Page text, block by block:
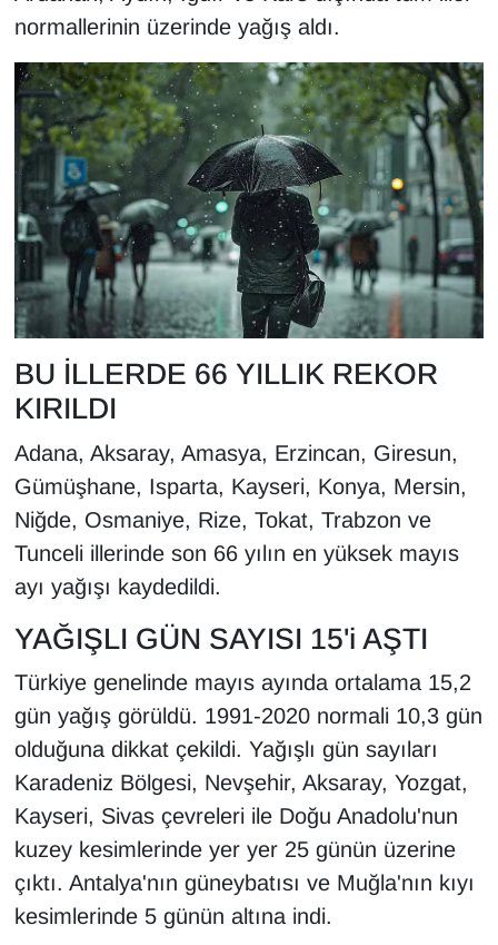
normallerinin üzerinde yağış aldı.
BU İLLERDE 66 YILLIK REKOR
KIRILDI
Adana, Aksaray, Amasya, Erzincan, Giresun,
Gümüşhane, Isparta, Kayseri, Konya, Mersin,
Niğde, Osmaniye, Rize, Tokat, Trabzon ve
Tunceli illerinde son 66 yılın en yüksek mayıs
ayı yağışı kaydedildi.
YAĞIŞLI GÜN SAYISI 15'i AŞTI
Türkiye genelinde mayıs ayında ortalama 15,2
gün yağış görüldü. 1991-2020 normali 10,3 gün
olduğuna dikkat çekildi. Yağışlı gün sayıları
Karadeniz Bölgesi, Nevşehir, Aksaray, Yozgat,
Kayseri, Sivas çevreleri ile Doğu Anadolu'nun
kuzey kesimlerinde yer yer 25 günün üzerine
çıktı. Antalya'nın güneybatısı ve Muğla'nın kıyı
kesimlerinde 5 günün altına indi.